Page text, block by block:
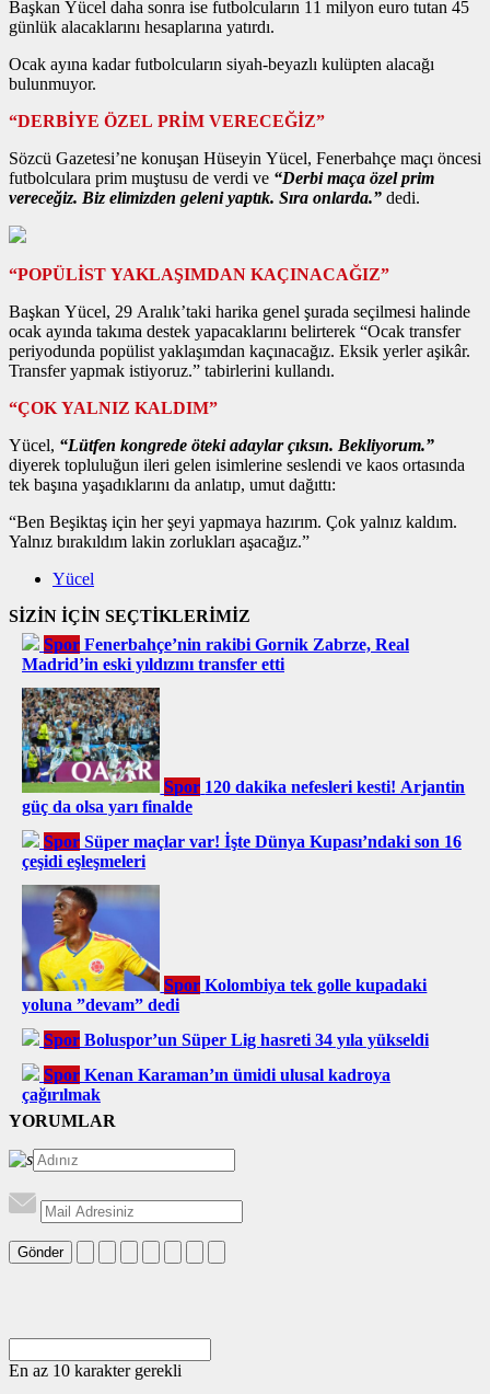
Başkan Yücel daha sonra ise futbolcuların 11 milyon euro tutan 45
günlük alacaklarını hesaplarına yatırdı.
Ocak ayına kadar futbolcuların siyah-beyazlı kulüpten alacağı
bulunmuyor.
“DERBİYE ÖZEL PRİM VERECEĞİZ”
Sözcü Gazetesi’ne konuşan Hüseyin Yücel, Fenerbahçe maçı öncesi
futbolculara prim muştusu de verdi ve “Derbi maça özel prim
vereceğiz. Biz elimizden geleni yaptık. Sıra onlarda.” dedi.
“POPÜLİST YAKLAŞIMDAN KAÇINACAĞIZ”
Başkan Yücel, 29 Aralık’taki harika genel şurada seçilmesi halinde
ocak ayında takıma destek yapacaklarını belirterek “Ocak transfer
periyodunda popülist yaklaşımdan kaçınacağız. Eksik yerler aşikâr.
Transfer yapmak istiyoruz.” tabirlerini kullandı.
“ÇOK YALNIZ KALDIM”
Yücel, “Lütfen kongrede öteki adaylar çıksın. Bekliyorum.”
diyerek topluluğun ileri gelen isimlerine seslendi ve kaos ortasında
tek başına yaşadıklarını da anlatıp, umut dağıttı:
“Ben Beşiktaş için her şeyi yapmaya hazırım. Çok yalnız kaldım.
Yalnız bırakıldım lakin zorlukları aşacağız.”
Yücel
SİZİN İÇİN SEÇTİKLERİMİZ
Spor Fenerbahçe’nin rakibi Gornik Zabrze, Real
Madrid’in eski yıldızını transfer etti
Spor 120 dakika nefesleri kesti! Arjantin
güç da olsa yarı finalde
Spor Süper maçlar var! İşte Dünya Kupası’ndaki son 16
çeşidi eşleşmeleri
Spor Kolombiya tek golle kupadaki
yoluna ”devam” dedi
Spor Boluspor’un Süper Lig hasreti 34 yıla yükseldi
Spor Kenan Karaman’ın ümidi ulusal kadroya
çağırılmak
YORUMLAR
Gönder
En az 10 karakter gerekli